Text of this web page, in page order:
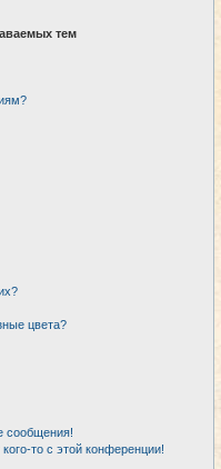
тем
цвета?
сообщения!
то с этой конференции!